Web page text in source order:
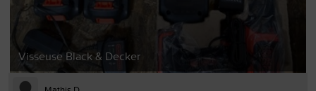
Visseuse Black & Decker